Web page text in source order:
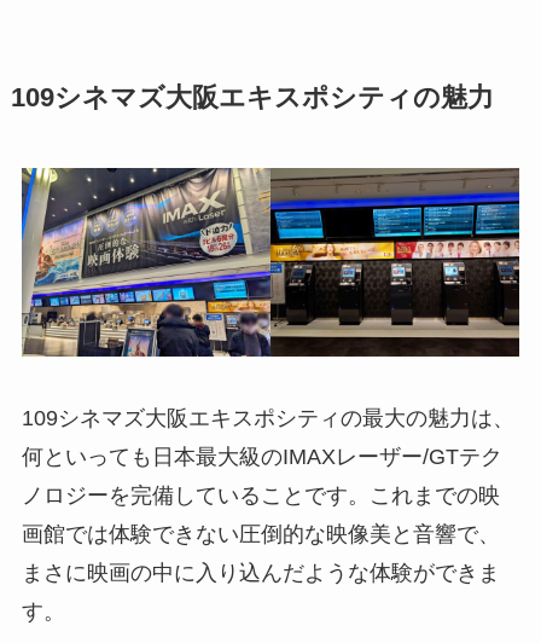
109シネマズ大阪エキスポシティの魅力
109シネマズ大阪エキスポシティの最大の魅力は、
何といっても日本最大級のIMAXレーザー/GTテク
ノロジーを完備していることです。これまでの映
画館では体験できない圧倒的な映像美と音響で、
まさに映画の中に入り込んだような体験ができま
す。